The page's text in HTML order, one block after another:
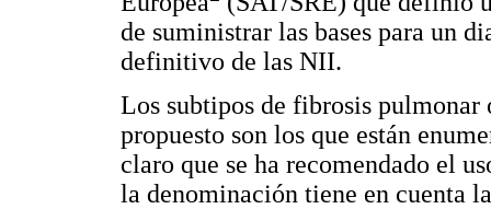
de suministrar las bases para un
definitivo de las NII.
Los subtipos de fibrosis pulmonar
propuesto son los que están
claro que se ha recomendado el
la denominación tiene en cuenta